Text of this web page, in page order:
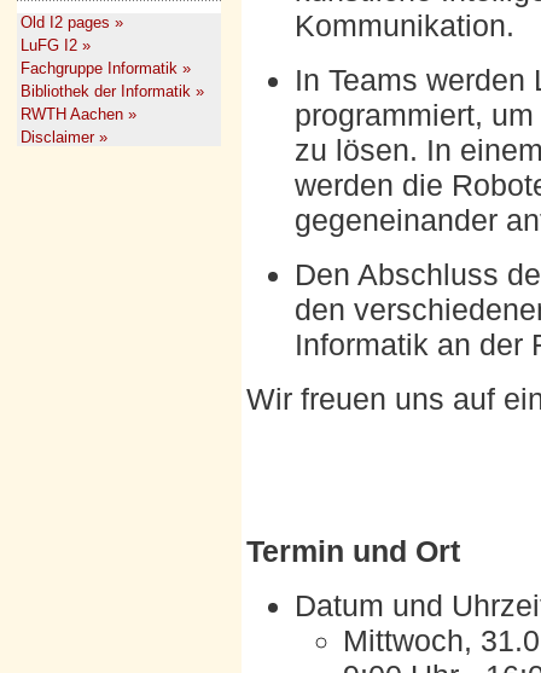
Old I2 pages »
LuFG I2 »
Fachgruppe Informatik »
Bibliothek der Informatik »
RWTH Aachen »
Disclaimer »
Kommunikation.
In Teams werden
programmiert,
zu lösen. In
werden die
gegeneinander
Den Abschluss
den
Informatik an der
Wir freuen uns auf
Termin und Ort
Datum und
Mittwoch,